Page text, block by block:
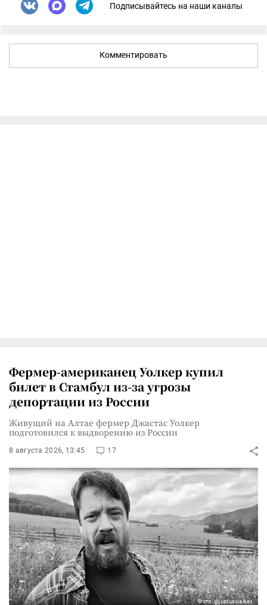
Подписывайтесь на наши каналы
Комментировать
Фермер-американец Уолкер купил
билет в Стамбул из-за угрозы
депортации из России
Живущий на Алтае фермер Джастас Уолкер
подготовился к выдворению из России
8 августа 2026, 13:45 17
Фото: @justuswalker